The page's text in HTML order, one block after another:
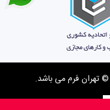
© تهران فرممی باشد.